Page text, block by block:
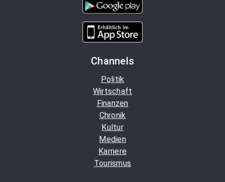
Channels
Politik
Wirtschaft
Finanzen
Chronik
Kultur
Medien
Karriere
Tourismus